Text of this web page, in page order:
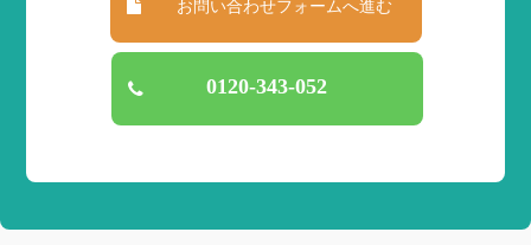
お問い合わせフォームへ進む
0120-343-052